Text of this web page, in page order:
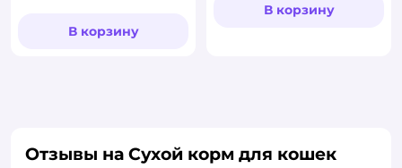
В корзину
В корзину
Отзывы на Сухой корм для кошек